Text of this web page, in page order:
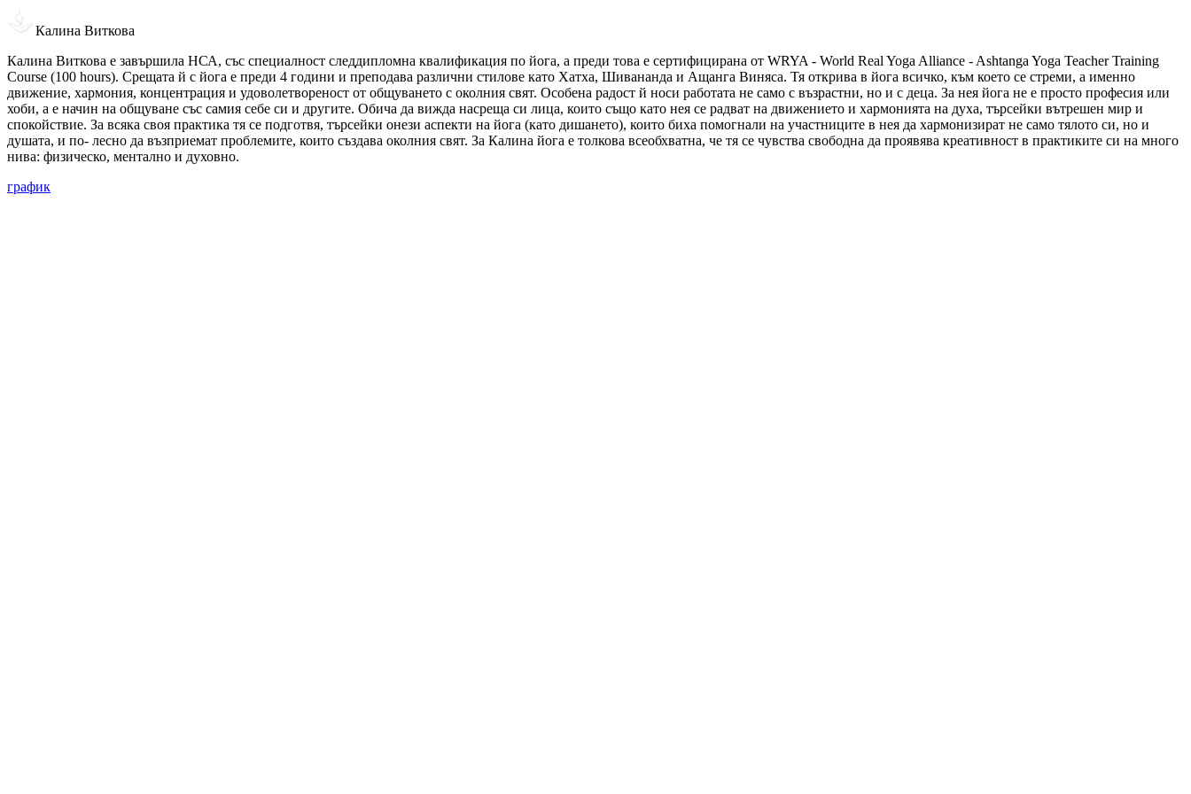
Калина Виткова
Калина Виткова е завършила НСА, със специалност следдипломна квалификация по йога, а преди това е сертифицирана от WRYA - World Real Yoga Alliance - Ashtanga Yoga Teacher Training
Course (100 hours). Срещата й с йога е преди 4 години и преподава различни стилове като Хатха, Шивананда и Ащанга Виняса. Тя открива в йога всичко, към което се стреми, а именно
движение, хармония, концентрация и удоволетвореност от общуването с околния свят. Особена радост й носи работата не само с възрастни, но и с деца. За нея йога не е просто професия или
хоби, а е начин на общуване със самия себе си и другите. Обича да вижда насреща си лица, които също като нея се радват на движението и хармонията на духа, търсейки вътрешен мир и
спокойствие. За всяка своя практика тя се подготвя, търсейки онези аспекти на йога (като дишането), които биха помогнали на участниците в нея да хармонизират не само тялото си, но и
душата, и по- лесно да възприемат проблемите, които създава околния свят. За Калина йога е толкова всеобхватна, че тя се чувства свободна да проявява креативност в практиките си на много
нива: физическо, ментално и духовно.
график